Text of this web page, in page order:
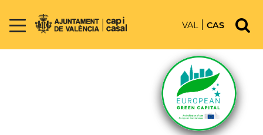
VAL CAS